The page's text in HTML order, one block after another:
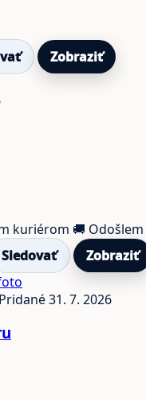
Zobraziť
kuriérom 🚚
Sledovať
Zobraziť
Pridané 31. 7. 2026